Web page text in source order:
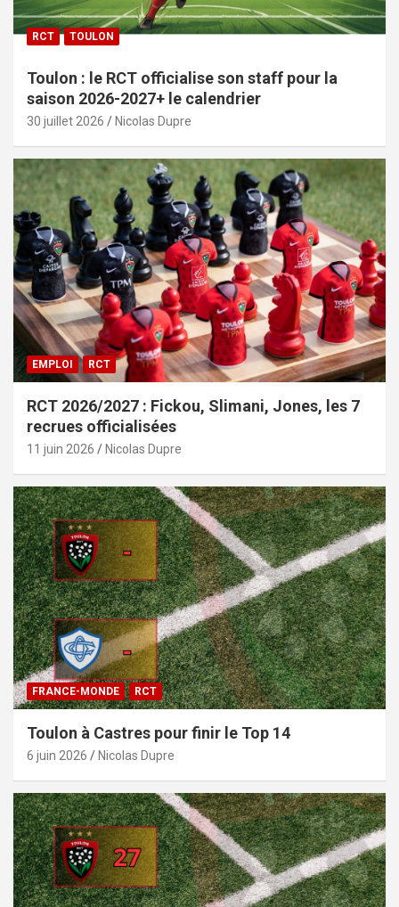
RCT TOULON
Toulon : le RCT officialise son staff pour la
saison 2026-2027+ le calendrier
30 juillet 2026 Nicolas Dupre
EMPLOI RCT
RCT 2026/2027 : Fickou, Slimani, Jones, les 7
recrues officialisées
11 juin 2026 Nicolas Dupre
FRANCE-MONDE RCT
Toulon à Castres pour finir le Top 14
6 juin 2026 Nicolas Dupre